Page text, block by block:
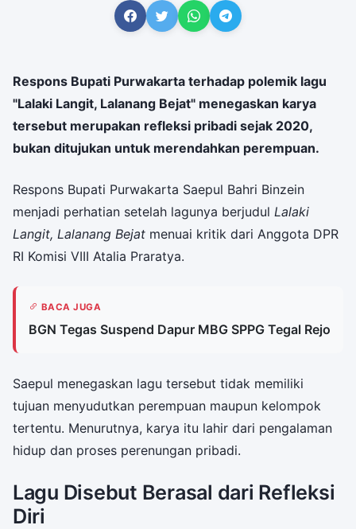
Respons Bupati Purwakarta terhadap polemik lagu
"Lalaki Langit, Lalanang Bejat" menegaskan karya
tersebut merupakan refleksi pribadi sejak 2020,
bukan ditujukan untuk merendahkan perempuan.
Respons Bupati Purwakarta Saepul Bahri Binzein
menjadi perhatian setelah lagunya berjudul Lalaki
Langit, Lalanang Bejat menuai kritik dari Anggota DPR
RI Komisi VIII Atalia Praratya.
BACA JUGA
BGN Tegas Suspend Dapur MBG SPPG Tegal Rejo
Saepul menegaskan lagu tersebut tidak memiliki
tujuan menyudutkan perempuan maupun kelompok
tertentu. Menurutnya, karya itu lahir dari pengalaman
hidup dan proses perenungan pribadi.
Lagu Disebut Berasal dari Refleksi
Diri